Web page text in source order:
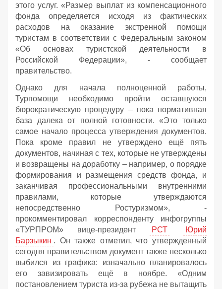
этого услуг. «Размер выплат из компенсационного
фонда определяется исходя из фактических
расходов на оказание экстренной помощи
туристам в соответствии с Федеральным законом
«Об основах туристской деятельности в
Российской Федерации», - сообщает
правительство.
Однако для начала полноценной работы,
Турпомощи необходимо пройти оставшуюся
бюрократическую процедуру – пока нормативная
база далека от полной готовности. «Это только
самое начало процесса утверждения документов.
Пока кроме правил не утверждено ещё пять
документов, начиная с тех, которые не утверждены
и возвращены на доработку – например, о порядке
формирования и размещения средств фонда, и
заканчивая профессиональными внутренними
правилами, которые утверждаются
непосредственно Ростуризмом», -
прокомментировал корреспонденту инфогруппы
«ТУРПРОМ» вице-президент
РСТ
Юрий
Барзыкин . Он также отметил, что утвержденный
сегодня правительством документ также несколько
выбился из графика: изначально планировалось
его завизировать ещё в ноябре. «Одним
постановлением туриста из-за рубежа не вытащить